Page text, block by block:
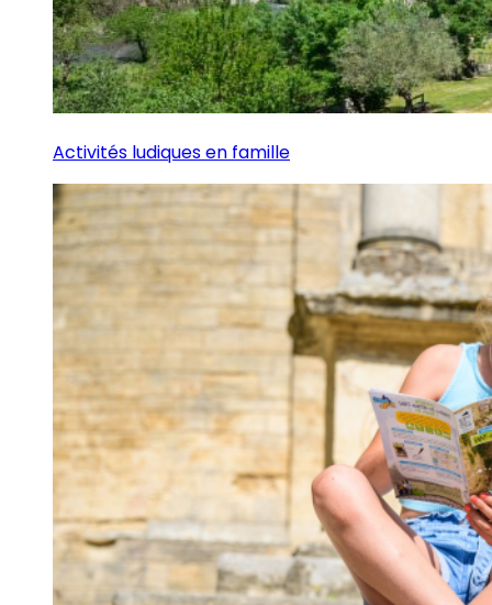
Activités ludiques en famille